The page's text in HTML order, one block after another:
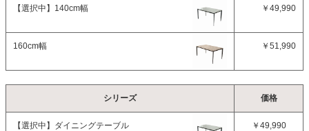
【選択中】 140cm幅 ￥49,990
160cm幅 ￥51,990
シリーズ 価格
【選択中】 ダイニングテーブル ￥49,990